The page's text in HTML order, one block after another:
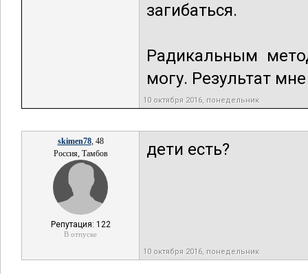
загибаться.
Радикальным
могу. Результат
10 октября 2016, понедельник
skimen78, 48
Россия, Тамбов
Репутация: 122
В отпуске
дети есть?
10 октября 2016, понедельник